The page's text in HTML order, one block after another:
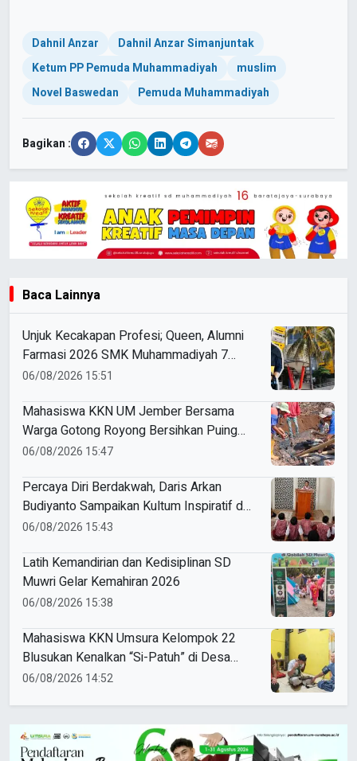
Dahnil Anzar
Dahnil Anzar Simanjuntak
Ketum PP Pemuda Muhammadiyah
muslim
Novel Baswedan
Pemuda Muhammadiyah
Bagikan :
Baca Lainnya
Unjuk Kecakapan Profesi; Queen, Alumni
Farmasi 2026 SMK Muhammadiyah 7
Gondanglegi Berhasil Kerja Sebelum
06/08/2026 15:51
Mahasiswa KKN UM Jember Bersama
Warga Gotong Royong Bersihkan Puing
Rumah Korban Kebakaran di Desa
06/08/2026 15:47
Percaya Diri Berdakwah, Daris Arkan
Budiyanto Sampaikan Kultum Inspiratif di
Masjid Baiturrahman
06/08/2026 15:43
Latih Kemandirian dan Kedisiplinan SD
Muwri Gelar Kemahiran 2026
06/08/2026 15:38
Mahasiswa KKN Umsura Kelompok 22
Blusukan Kenalkan “Si-Patuh” di Desa
Banjarkejen
06/08/2026 14:52